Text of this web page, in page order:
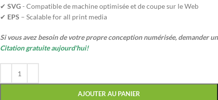
✔ SVG- Compatible de machine optimisée et de coupe sur le Web
✔ EPS – Scalable for all print media
Si vous avez besoin de votre propre conception numérisée, demander un
Citation gratuite aujourd'hui!
AJOUTER AU PANIER